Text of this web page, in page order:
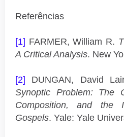
Referências
[1] FARMER, William R.
A Critical Analysis. New
[2] DUNGAN, David
Synoptic Problem: The
Composition, and the
Gospels. Yale: Yale